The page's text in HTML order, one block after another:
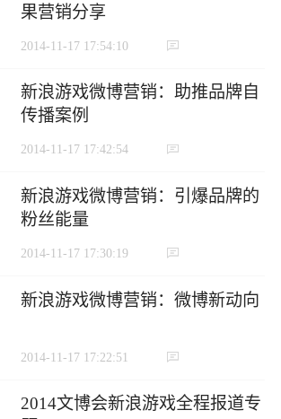
果营销分享
2014-11-17 17:54:10
新浪游戏微博营销：助推品牌自
传播案例
2014-11-17 17:42:54
新浪游戏微博营销：引爆品牌的
粉丝能量
2014-11-17 17:30:19
新浪游戏微博营销：微博新动向
2014-11-17 17:22:51
2014文博会新浪游戏全程报道专